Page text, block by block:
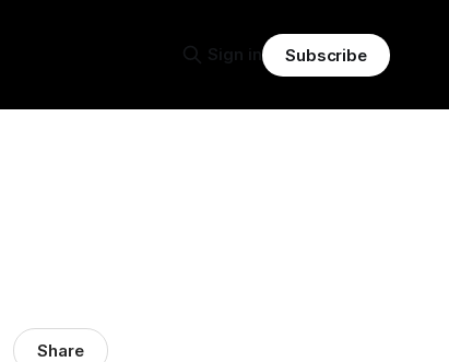
Sign in Subscribe
Share